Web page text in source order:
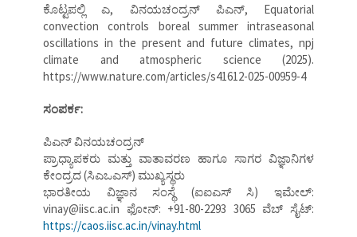
ಕೊಟ್ಟಪಲ್ಲಿ ಎ, ವಿನಯಚಂದ್ರನ್ ಪಿಎನ್, Equatorial
convection controls boreal summer intraseasonal
oscillations in the present and future climates, npj
climate and atmospheric science (2025).
https://www.nature.com/articles/s41612-025-00959-4
ಸಂಪರ್ಕ:
ಪಿಎನ್ ವಿನಯಚಂದ್ರನ್
ಪ್ರಾಧ್ಯಾಪಕರು ಮತ್ತು ವಾತಾವರಣ ಹಾಗೂ ಸಾಗರ ವಿಜ್ಞಾನಿಗಳ
ಕೇಂದ್ರದ (ಸಿಎಒಎಸ್) ಮುಖ್ಯಸ್ಥರು
ಭಾರತೀಯ ವಿಜ್ಞಾನ ಸಂಸ್ಥೆ (ಐಐಎಸ್ ಸಿ) ಇಮೇಲ್:
vinay@iisc.ac.in ಫೋನ್: +91-80-2293 3065 ವೆಬ್ ಸೈಟ್:
https://caos.iisc.ac.in/vinay.html